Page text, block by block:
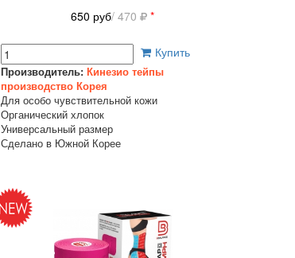
650 руб/ 470 *
Купить
Производитель: Кинезио тейпы
производство Корея
Для особо чувствительной кожи
Органический хлопок
Универсальный размер
Сделано в Южной Корее